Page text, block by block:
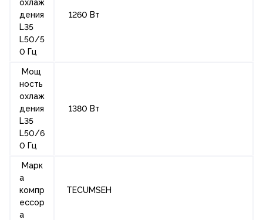
охлаж
дения
L35
L50/5
0 Гц
1260 Вт
Мощ
ность
охлаж
дения
L35
L50/6
0 Гц
1380 Вт
Марк
а
компр
ессор
а
TECUMSEH